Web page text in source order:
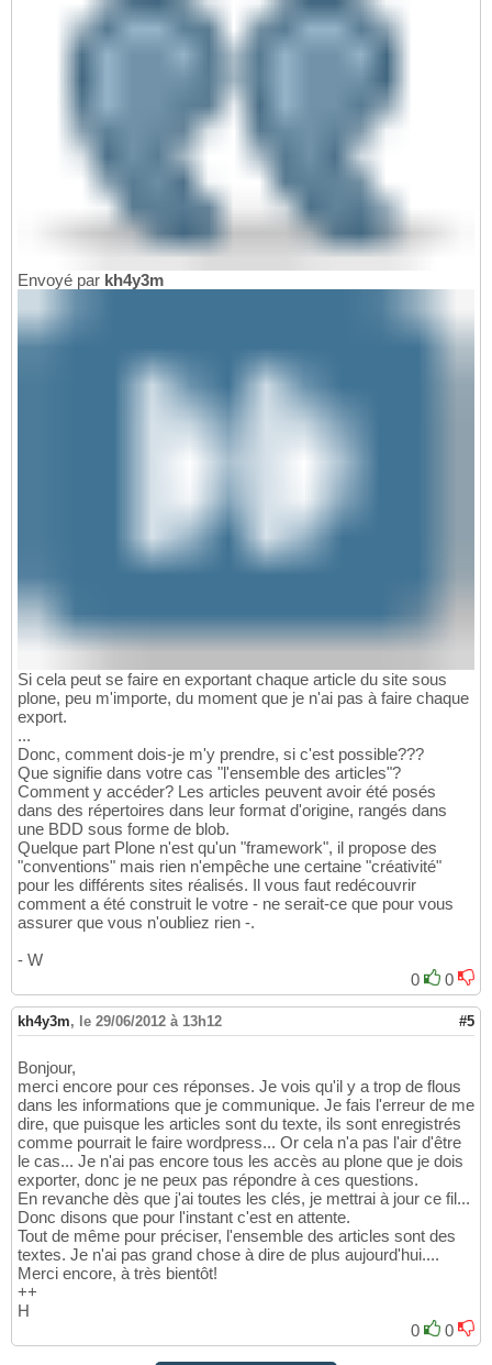
Envoyé par kh4y3m
Si cela peut se faire en exportant chaque article du site sous
plone, peu m'importe, du moment que je n'ai pas à faire chaque
export.
...
Donc, comment dois-je m'y prendre, si c'est possible???
Que signifie dans votre cas "l'ensemble des articles"?
Comment y accéder? Les articles peuvent avoir été posés
dans des répertoires dans leur format d'origine, rangés dans
une BDD sous forme de blob.
Quelque part Plone n'est qu'un "framework", il propose des
"conventions" mais rien n'empêche une certaine "créativité"
pour les différents sites réalisés. Il vous faut redécouvrir
comment a été construit le votre - ne serait-ce que pour vous
assurer que vous n'oubliez rien -.
- W
0
0
kh4y3m, le 29/06/2012 à 13h12 #5
Bonjour,
merci encore pour ces réponses. Je vois qu'il y a trop de flous
dans les informations que je communique. Je fais l'erreur de me
dire, que puisque les articles sont du texte, ils sont enregistrés
comme pourrait le faire wordpress... Or cela n'a pas l'air d'être
le cas... Je n'ai pas encore tous les accès au plone que je dois
exporter, donc je ne peux pas répondre à ces questions.
En revanche dès que j'ai toutes les clés, je mettrai à jour ce fil...
Donc disons que pour l'instant c'est en attente.
Tout de même pour préciser, l'ensemble des articles sont des
textes. Je n'ai pas grand chose à dire de plus aujourd'hui....
Merci encore, à très bientôt!
++
H
0
0